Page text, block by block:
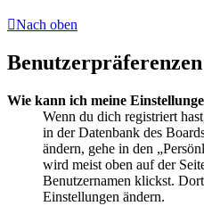
Nach oben
Wie kann ich meine
Wenn du dich registriert
in der Datenbank des
ändern, gehe in den
wird meist oben auf der
Benutzernamen klickst.
Einstellungen ändern.